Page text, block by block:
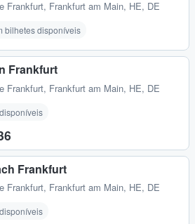
Frankfurt, Frankfurt am Main, HE, DE
bilhetes disponíveis
Frankfurt
Frankfurt, Frankfurt am Main, HE, DE
Frankfurt
Frankfurt, Frankfurt am Main, HE, DE